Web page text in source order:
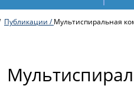
Публикации /Мультиспиральная